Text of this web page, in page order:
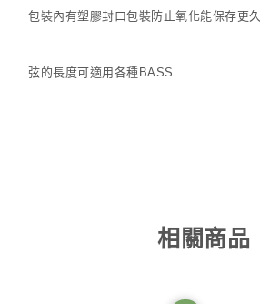
包裝內有塑膠封口包裝防止氧化能保存更久
弦的長度可適用各種BASS
相關商品